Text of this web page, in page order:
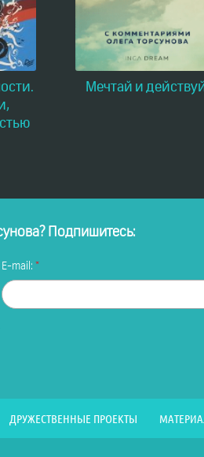
Мечтай и
Подпишитесь:
E-mail:
ДРУЖЕСТВЕННЫЕ ПРОЕКТЫ